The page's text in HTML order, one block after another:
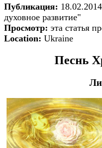
Публикация:
духовное развитие"
Просмотр: эта статья
Location: Ukraine
Песнь